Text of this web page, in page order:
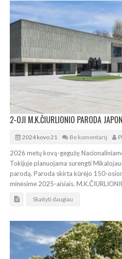
2024 kovo 21 Be komentarų
2026 metų kovą-gegužę
Tokijuje planuojama surengti
parodą. Paroda skirta kūrėjo 150-
minėsime 2025-aisiais.
Skaityti daugiau